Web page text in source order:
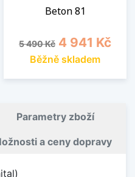
Beton 81
Běžná cena
5 490 Kč Cena
4 941 Kč
Běžně skladem
Parametry zboží
a ceny dopravy